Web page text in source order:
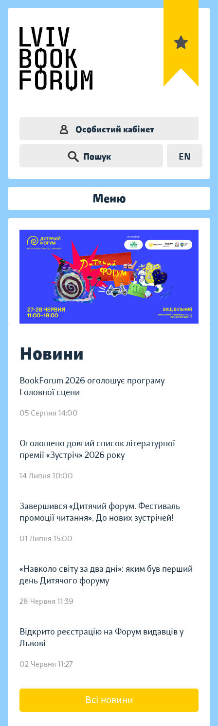
Особистий кабінет
Пошук EN
Меню
Новини
BookForum 2026 оголошує програму
Головної сцени
05 Серпня 14:00
Оголошено довгий список літературної
премії «Зустріч» 2026 року
14 Липня 10:00
Завершився «Дитячий форум. Фестиваль
промоції читання». До нових зустрічей!
01 Липня 15:00
«Навколо світу за два дні»: яким був перший
день Дитячого форуму
28 Червня 11:39
Відкрито реєстрацію на Форум видавців у
Львові
02 Червня 11:27
Всі новини